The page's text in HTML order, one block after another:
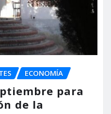
ECONOMÍA
para
de la